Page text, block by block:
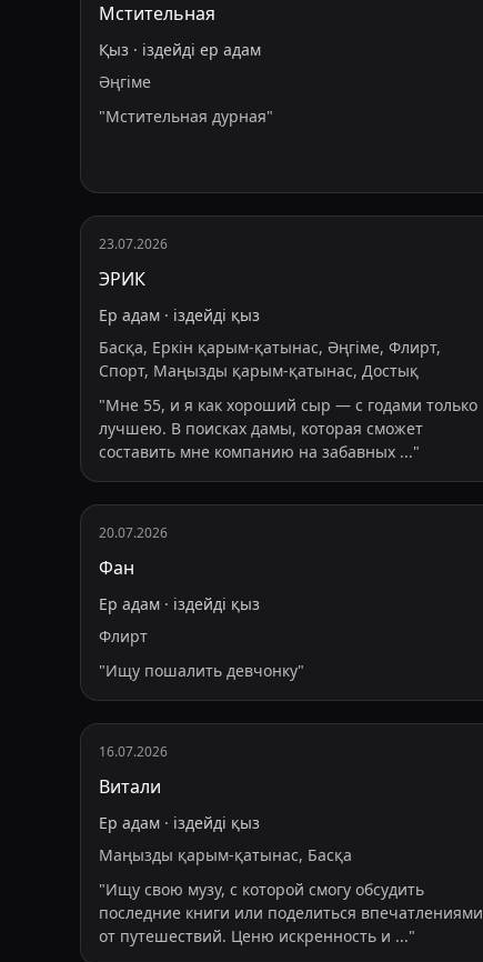
Мстительная
Қыз · іздейді ер адам
Әңгіме
"Мстительная дурная"
23.07.2026
ЭРИК
Ер адам · іздейді қыз
Басқа, Еркін қарым-қатынас, Әңгіме, Флирт,
Спорт, Маңызды қарым-қатынас, Достық
"Мне 55, и я как хороший сыр — с годами только
лучшею. В поисках дамы, которая сможет
составить мне компанию на забавных ..."
20.07.2026
Фан
Ер адам · іздейді қыз
Флирт
"Ищу пошалить девчонку"
16.07.2026
Витали
Ер адам · іздейді қыз
Маңызды қарым-қатынас, Басқа
"Ищу свою музу, с которой смогу обсудить
последние книги или поделиться впечатлениями
от путешествий. Ценю искренность и ..."